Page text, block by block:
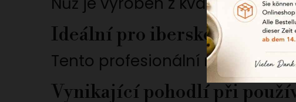
Ideální pro iberské a
Tento profesionální nůž je
Vynikající pohodlí při